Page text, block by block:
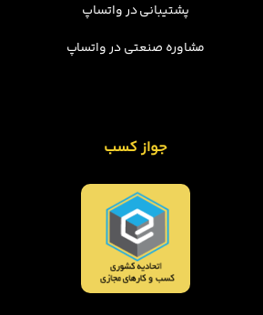
پشتیبانی در واتساپ
مشاوره صنعتی در واتساپ
جواز کسب